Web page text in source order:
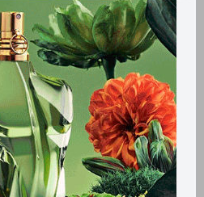
y costos de envío
gratuitos en tiendas
te pueden interesar